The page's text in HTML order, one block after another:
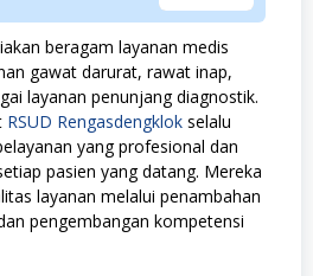
beragam layanan medis
gawat darurat, rawat inap,
layanan penunjang diagnostik.
RSUD Rengasdengklok selalu
yang profesional dan
pasien yang datang. Mereka
layanan melalui penambahan
pengembangan kompetensi